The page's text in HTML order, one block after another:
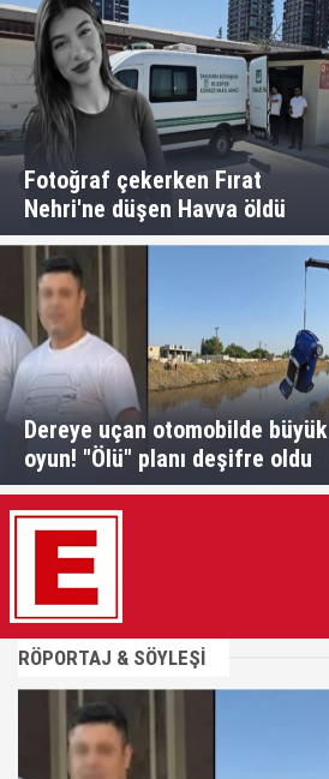
Fotoğraf çekerken Fırat
Nehri'ne düşen Havva öldü
Dereye uçan otomobilde büyük
oyun! "Ölü" planı deşifre oldu
RÖPORTAJ & SÖYLEŞİ